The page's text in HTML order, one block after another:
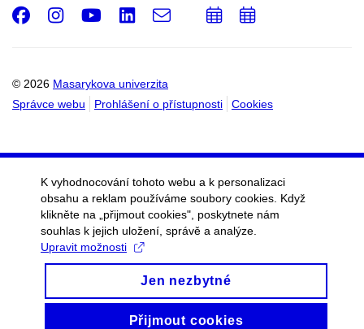
© 2026 Masarykova univerzita
Správce webu
Prohlášení o přístupnosti Cookies
Facebook
Instagram
Youtube
LinkedIn
e-
PřidatPřidat
K vyhodnocování tohoto webu a k personalizaci
obsahu a reklam používáme soubory cookies. Když
klikněte na „přijmout cookies", poskytnete nám
souhlas k jejich uložení, správě a analýze.
Upravit možnosti
Jen nezbytné
Přijmout cookies